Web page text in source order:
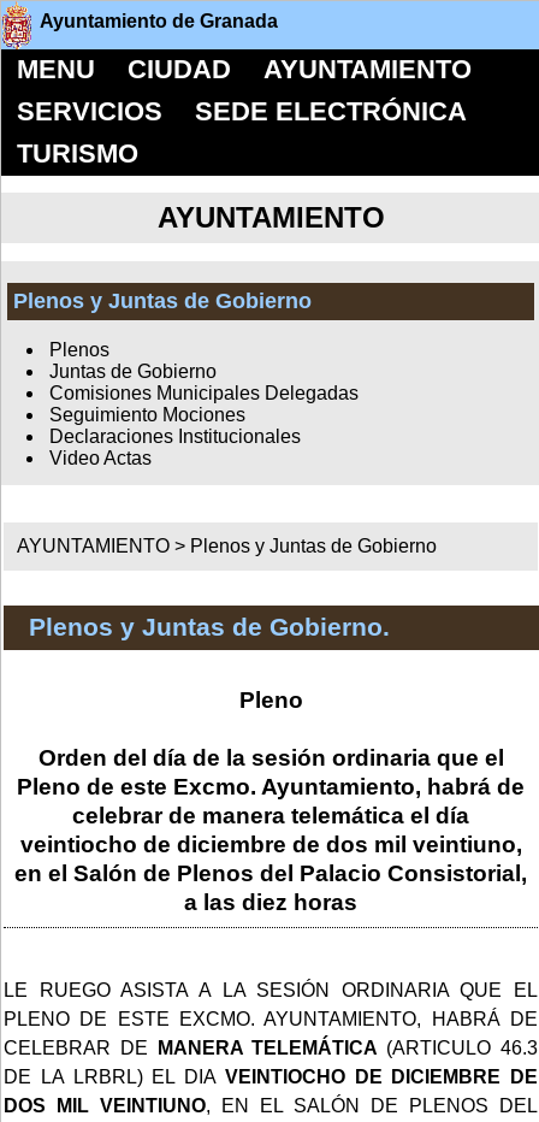
Ayuntamiento de Granada
MENU CIUDAD
AYUNTAMIENTO
SERVICIOS
SEDE ELECTRÓNICA
TURISMO
AYUNTAMIENTO
Plenos y Juntas de Gobierno
Plenos
Juntas de Gobierno
Comisiones Municipales Delegadas
Seguimiento Mociones
Declaraciones Institucionales
Video Actas
AYUNTAMIENTO > Plenos y Juntas de Gobierno
Plenos y Juntas de Gobierno.
Pleno
Orden del día de la sesión ordinaria que el
Pleno de este Excmo. Ayuntamiento, habrá de
celebrar de manera telemática el día
veintiocho de diciembre de dos mil veintiuno,
en el Salón de Plenos del Palacio Consistorial,
a las diez horas
LE RUEGO ASISTA A LA SESIÓN ORDINARIA QUE EL
PLENO DE ESTE EXCMO. AYUNTAMIENTO, HABRÁ DE
CELEBRAR DE
MANERA TELEMÁTICA (ARTICULO 46.3
DE LA LRBRL) EL DIA VEINTIOCHO DE DICIEMBRE DE
DOS MIL VEINTIUNO, EN EL SALÓN DE PLENOS DEL